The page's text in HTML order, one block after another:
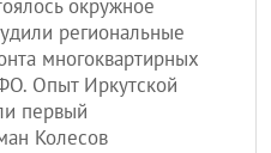
окружное
региональные
многоквартирных
Опыт Иркутской
первый
Колесов